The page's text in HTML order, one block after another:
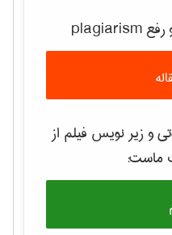
و زیر نویس فیلم از
ماست: